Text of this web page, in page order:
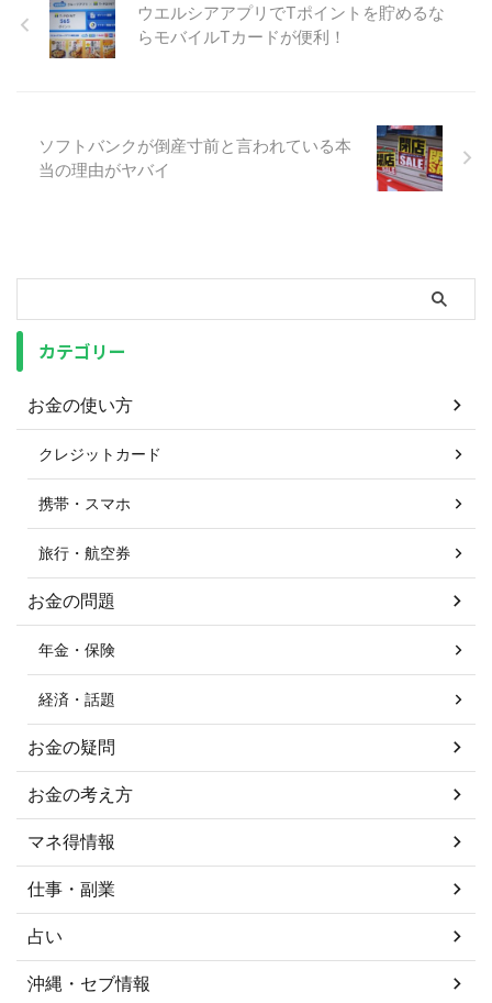
ウエルシアアプリでTポイントを貯めるな
らモバイルTカードが便利！
ソフトバンクが倒産寸前と言われている本
当の理由がヤバイ
カテゴリー
お金の使い方
クレジットカード
携帯・スマホ
旅行・航空券
お金の問題
年金・保険
経済・話題
お金の疑問
お金の考え方
マネ得情報
仕事・副業
占い
沖縄・セブ情報